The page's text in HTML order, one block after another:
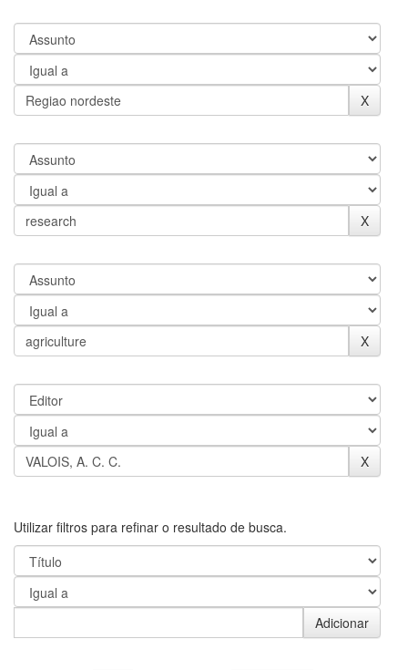
Utilizar filtros para refinar o resultado de busca.